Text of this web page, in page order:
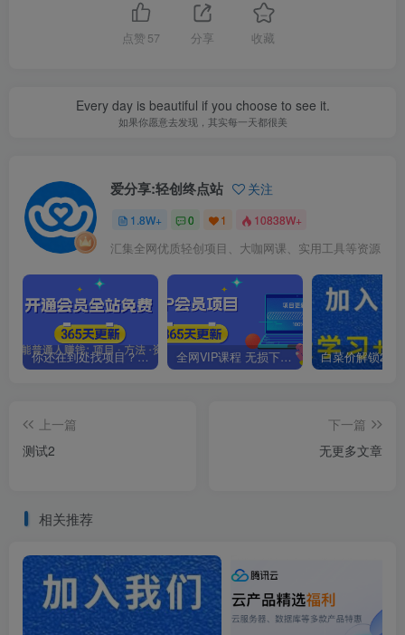
点赞 57 分享 收藏
Every day is beautiful if you choose to see it.
如果你愿意去发现，其实每一天都很美
爱分享:轻创终点站 关注
1.8W+ 0 1 10838W+
汇集全网优质轻创项目、大咖网课、实用工具等资源
你还在到处找项目？还在当韭菜？我靠卖项目一个月收入5万+，曾经我也是个失败者。 全网VIP课程 无损下载~.~
上一篇
测试2
下一篇
无更多文章
相关推荐